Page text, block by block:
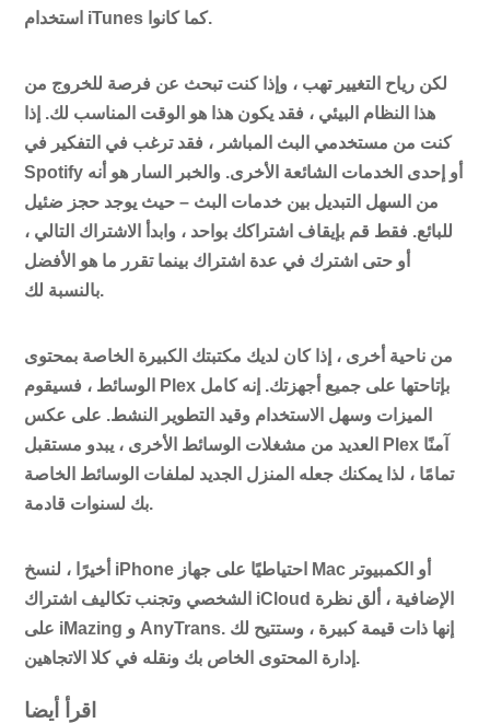
استخدام iTunes كما كانوا.
لكن رياح التغيير تهب ، وإذا كنت تبحث عن فرصة للخروج من
هذا النظام البيئي ، فقد يكون هذا هو الوقت المناسب لك. إذا
كنت من مستخدمي البث المباشر ، فقد ترغب في التفكير في
Spotify أو إحدى الخدمات الشائعة الأخرى. والخبر السار هو أنه
من السهل التبديل بين خدمات البث – حيث يوجد حجز ضئيل
للبائع. فقط قم بإيقاف اشتراكك بواحد ، وابدأ الاشتراك التالي ،
أو حتى اشترك في عدة اشتراك بينما تقرر ما هو الأفضل
بالنسبة لك.
من ناحية أخرى ، إذا كان لديك مكتبتك الكبيرة الخاصة بمحتوى
الوسائط ، فسيقوم Plex بإتاحتها على جميع أجهزتك. إنه كامل
الميزات وسهل الاستخدام وقيد التطوير النشط. على عكس
العديد من مشغلات الوسائط الأخرى ، يبدو مستقبل Plex آمنًا
تمامًا ، لذا يمكنك جعله المنزل الجديد لملفات الوسائط الخاصة
بك لسنوات قادمة.
أخيرًا ، لنسخ iPhone احتياطيًا على جهاز Mac أو الكمبيوتر
الشخصي وتجنب تكاليف اشتراك iCloud الإضافية ، ألق نظرة
على iMazing و AnyTrans. إنها ذات قيمة كبيرة ، وستتيح لك
إدارة المحتوى الخاص بك ونقله في كلا الاتجاهين.
اقرأ أيضا